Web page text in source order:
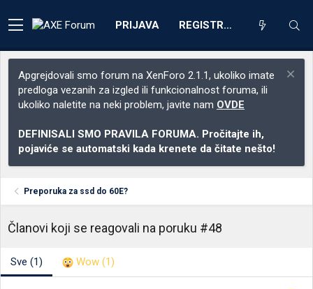
PRIJAVA REGISTRACIJA
Apgrejdovali smo forum na XenForo 2.1.1, ukoliko imate
predloga vezanih za izgled ili funkcionalnost foruma, ili
ukoliko naletite na neki problem, javite nam OVDE
DEFINISALI SMO PRAVILA FORUMA. Pročitajte ih,
pojaviće se automatski kada krenete da čitate nešto!
Preporuka za ssd do 60E?
Članovi koji se reagovali na poruku #48
Sve (1) Wow (1)